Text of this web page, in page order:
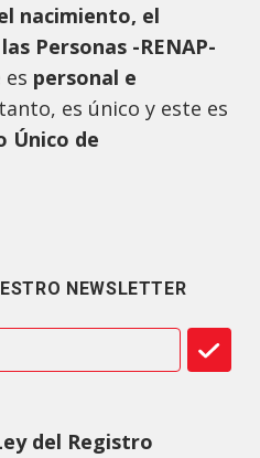
nacimiento, el
Personas -RENAP-
personal e
es único y este es
Único de
NEWSLETTER
del Registro